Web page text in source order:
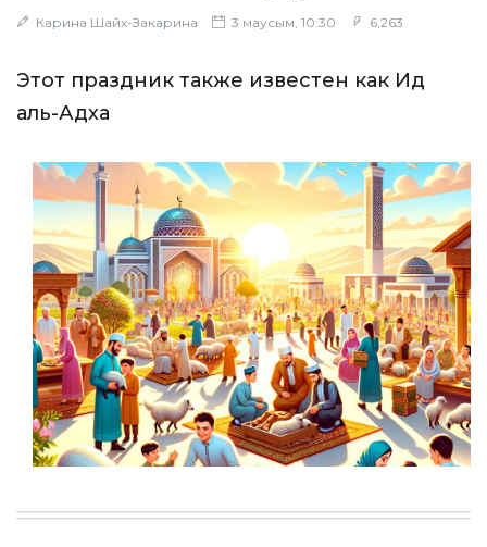
Карина Шайх-Закарина 3 маусым, 10:30 6,263
Этот праздник также известен как Ид
аль-Адха